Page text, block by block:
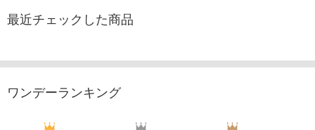
最近チェックした商品
ワンデーランキング